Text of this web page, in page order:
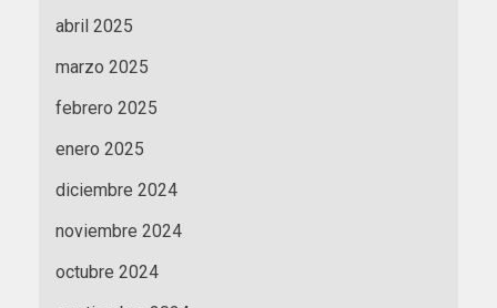
abril 2025
marzo 2025
febrero 2025
enero 2025
diciembre 2024
noviembre 2024
octubre 2024